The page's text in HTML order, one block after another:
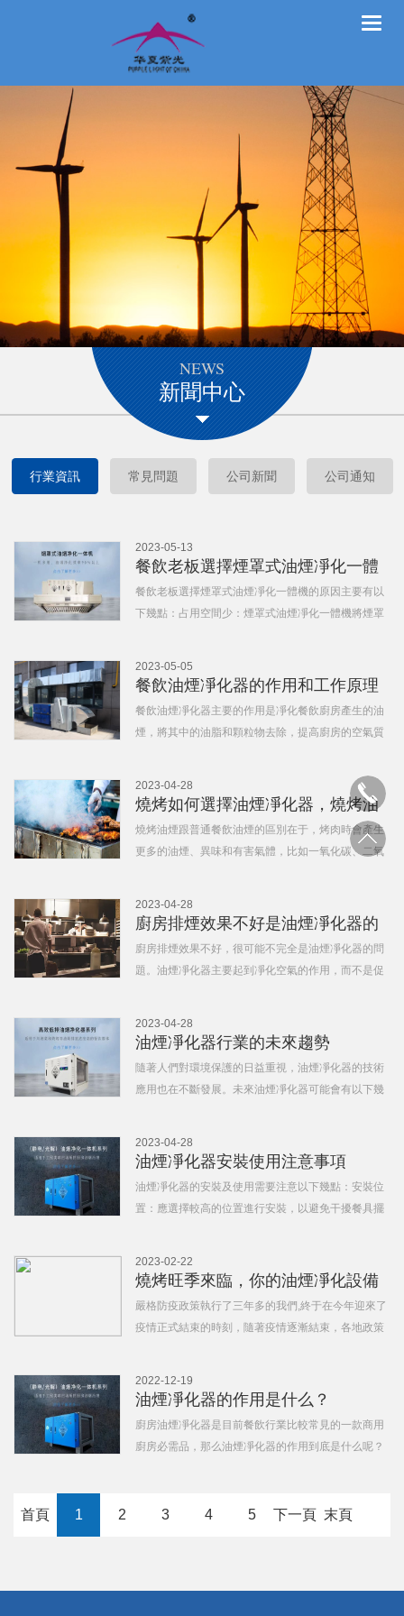
Toggle
NEWS
新聞中心
行業資訊 常見問題 公司新聞 公司通知
2023-05-13
餐飲老板選擇煙罩式油煙凈化一體
機的主要原因
餐飲老板選擇煙罩式油煙凈化一體機的原因主要有以
下幾點：占用空間少：煙罩式油煙凈化一體機將煙罩
了煙罩和油煙凈化器的功能，能夠對污染物進行高效
2023-05-05
餐飲油煙凈化器的作用和工作原理
是什么？
餐飲油煙凈化器主要的作用是凈化餐飲廚房產生的油
煙，將其中的油脂和顆粒物去除，提高廚房的空氣質
煙凈化器的工作原理大致分為兩個步驟：***步：過濾
處理。餐飲油煙凈化器的***部分是一個過濾器，可捕
2023-04-28
燒烤如何選擇油煙凈化器，燒烤油
煙跟普通餐飲油煙的區別在哪？
燒烤油煙跟普通餐飲油煙的區別在于，烤肉時會產生
更多的油煙、異味和有害氣體，比如一氧化碳、二氧
素：凈化效果：油煙凈化器的凈化效果是關鍵，因為
2023-04-28
廚房排煙效果不好是油煙凈化器的
問題嗎？
廚房排煙效果不好，很可能不完全是油煙凈化器的問
題。油煙凈化器主要起到凈化空氣的作用，而不是促
煙風機的安裝位置或方向不對，風量不足或疏于維護
2023-04-28
油煙凈化器行業的未來趨勢
隨著人們對環境保護的日益重視，油煙凈化器的技術
應用也在不斷發展。未來油煙凈化器可能會有以下幾
備中集成更多的智能化技術，比如聯網和智能控制等
2023-04-28
油煙凈化器安裝使用注意事項
油煙凈化器的安裝及使用需要注意以下幾點：安裝位
置：應選擇較高的位置進行安裝，以避免干擾餐具擺
電路，電源需使用特定電器線路安裝。地面要求：為
2023-02-22
燒烤旺季來臨，你的油煙凈化設備
選對了嗎！
嚴格防疫政策執行了三年多的我們,終于在今年迎來了
疫情正式結束的時刻，隨著疫情逐漸結束，各地政策
的油煙所帶來的的影響，油煙凈化器作為廚房油煙凈
2022-12-19
油煙凈化器的作用是什么？
廚房油煙凈化器是目前餐飲行業比較常見的一款商用
廚房必需品，那么油煙凈化器的作用到底是什么呢？
粒在均流板上因為機械磕碰、阻 留而被捕集。當氣流
首頁 1 2 3 4 5 下一頁 末頁